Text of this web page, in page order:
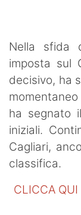
Nella sfida
imposta sul
decisivo, ha
ha segnato
iniziali.
Cagliari,
classifica.
CLICCA QUI